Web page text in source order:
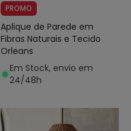
PROMO
Aplique de Parede em
Fibras Naturais e Tecido
Orleans
Em Stock, envio em
24/48h